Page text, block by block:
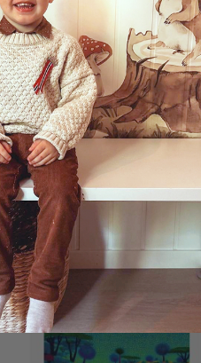
Poster - Yayoi Kusama
Kunstwerk
9,00 €